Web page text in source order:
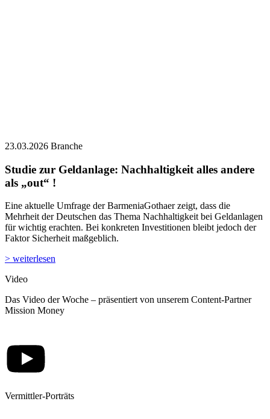
23.03.2026 Branche
Studie zur Geldanlage: Nachhaltigkeit alles andere
als „out“ !
Eine aktuelle Umfrage der BarmeniaGothaer zeigt, dass die
Mehrheit der Deutschen das Thema Nachhaltigkeit bei Geldanlagen
für wichtig erachten. Bei konkreten Investitionen bleibt jedoch der
Faktor Sicherheit maßgeblich.
> weiterlesen
Video
Das Video der Woche – präsentiert von unserem Content-Partner
Mission Money
Vermittler-Porträts